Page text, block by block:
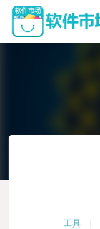
工具